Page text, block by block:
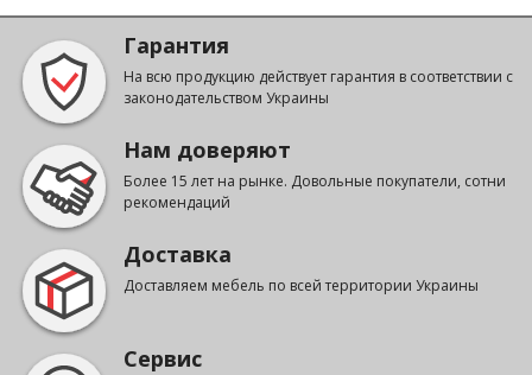
Гарантия
На всю продукцию действует гарантия в соответствии с
законодательством Украины
Нам доверяют
Более 15 лет на рынке. Довольные покупатели, сотни
рекомендаций
Доставка
Доставляем мебель по всей территории Украины
Сервис